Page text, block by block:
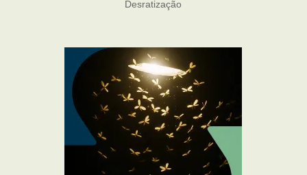
Desratização
Mosquito Mist
Mosquitos
Percevejo de Cama
Pulgas e Carrapatos
Ratos
Sanitização
Traças